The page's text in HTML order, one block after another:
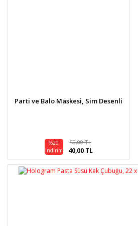
Parti ve Balo Maskesi, Sim Desenli
%20
indirim
50,00 TL
40,00 TL